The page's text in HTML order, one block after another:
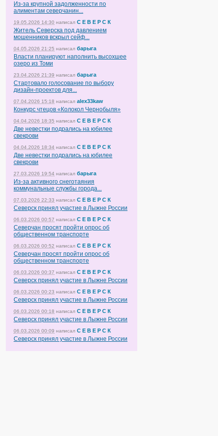
Из-за крупной задолженности по
алиментам северчанин...
19.05.2026 14:30 написал С Е В Е Р С К
Житель Северска под давлением
мошенников вскрыл сейф...
04.05.2026 21:25 написал барыга
Власти планируют наполнить высохшее
озеро из Томи
23.04.2026 21:39 написал барыга
Стартовало голосование по выбору
дизайн-проектов для...
07.04.2026 15:18 написал alex33kaw
Конкурс чтецов «Колокол Чернобыля»
04.04.2026 18:35 написал С Е В Е Р С К
Две невестки подрались на юбилее
свекрови
04.04.2026 18:34 написал С Е В Е Р С К
Две невестки подрались на юбилее
свекрови
27.03.2026 19:54 написал барыга
Из-за активного снеготаяния
коммунальные службы города...
07.03.2026 22:33 написал С Е В Е Р С К
Северск принял участие в Лыжне России
06.03.2026 00:57 написал С Е В Е Р С К
Северчан просят пройти опрос об
общественном транспорте
06.03.2026 00:52 написал С Е В Е Р С К
Северчан просят пройти опрос об
общественном транспорте
06.03.2026 00:37 написал С Е В Е Р С К
Северск принял участие в Лыжне России
06.03.2026 00:23 написал С Е В Е Р С К
Северск принял участие в Лыжне России
06.03.2026 00:18 написал С Е В Е Р С К
Северск принял участие в Лыжне России
06.03.2026 00:09 написал С Е В Е Р С К
Северск принял участие в Лыжне России